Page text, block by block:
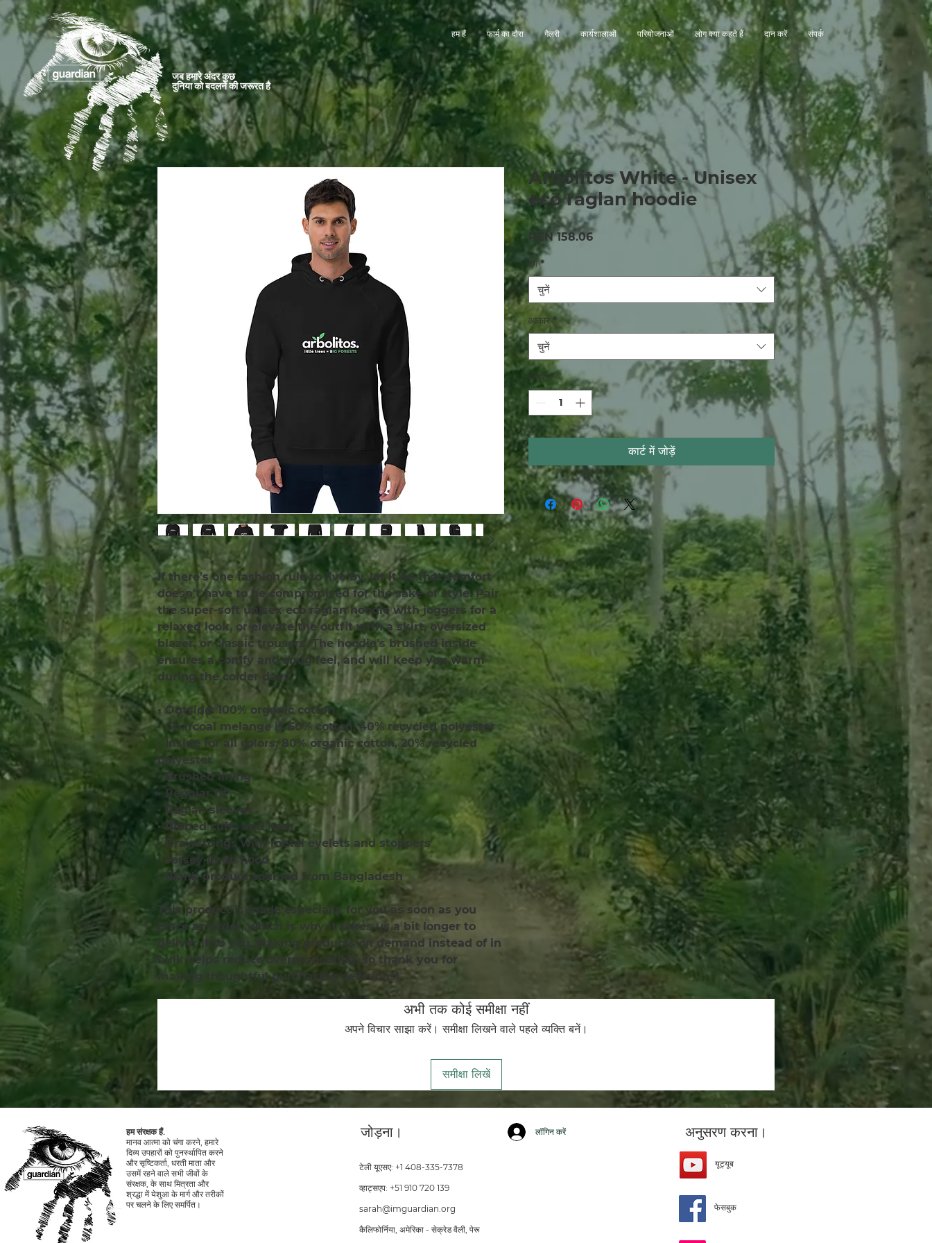
जब हमारे अंदर कुछ
दुनिया को बदलने की जरूरत है
हम हैं फार्म का दौरा गैलरी कार्यशालाओं परियोजनाओं लोग क्या कहते हैं दान करें संपर्क
If there’s one fashion rule to live by, let it be that comfort
doesn’t have to be compromised for the sake of style. Pair
the super-soft unisex eco raglan hoodie with joggers for a
relaxed look, or elevate the outfit with a skirt, oversized
blazer, or classic trousers. The hoodie’s brushed inside
ensures a comfy and snug feel, and will keep you warm
during the colder days.
• Outside: 100% organic cotton
• Charcoal melange is 60% cotton, 40% recycled polyester
• Inside for all colors: 80% organic cotton, 20% recycled
polyester
• Brushed lining
• Regular fit
• Raglan sleeves
• Ribbed cuffs and hem
• Drawstrings with metal eyelets and stoppers
• Jersey-lined hood
• Blank product sourced from Bangladesh
This product is made especially for you as soon as you
place an order, which is why it takes us a bit longer to
deliver it to you. Making products on demand instead of in
bulk helps reduce overproduction, so thank you for
making thoughtful purchasing decisions!
Arbolitos White - Unisex
eco raglan hoodie
PEN 158.06मूल्य
रंग *
चुनें
आकार *
चुनें
मात्रा *
कार्ट में जोड़ें
अभी तक कोई समीक्षा नहीं
अपने विचार साझा करें। समीक्षा लिखने वाले पहले व्यक्ति बनें।
समीक्षा लिखें
हम संरक्षक हैं.
मानव आत्मा को चंगा करने, हमारे
दिव्य उपहारों को पुनर्स्थापित करने
और सृष्टिकर्ता, धरती माता और
उसमें रहने वाले सभी जीवों के
संरक्षक, के साथ मित्रता और
श्रद्धा में येशुआ के मार्ग और तरीकों
पर चलने के लिए समर्पित।
जोड़ना। लॉगिन करें
टेली यूएसए: +1 408-335-7378
व्हाट्सएप: +51 910 720 139
sarah@imguardian.org
कैलिफोर्निया, अमेरिका - सेक्रेड वैली, पेरू
अनुसरण करना।
यूट्यूब
फेसबुक